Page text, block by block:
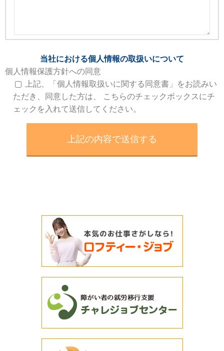
当社における個人情報の取扱いについて
個人情報保護方針への同意
上記、「個人情報取扱いに関する同意書」をお読みい
ただき、同意した方は、 こちらのチェックボックスにチ
ェックを入れて送信してください。